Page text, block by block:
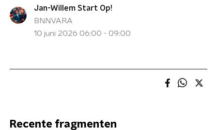
Jan-Willem Start Op!
BNNVARA
10 juni 2026 06:00 - 09:00
Recente fragmenten